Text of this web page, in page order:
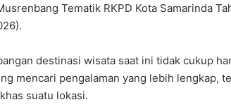
Tematik RKPD Kota Samarinda
destinasi wisata saat ini tidak cukup
mencari pengalaman yang lebih lengkap,
suatu lokasi.